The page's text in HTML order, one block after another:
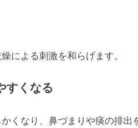
による刺激を和らげます。
すくなる
くなり、鼻づまりや痰の排出